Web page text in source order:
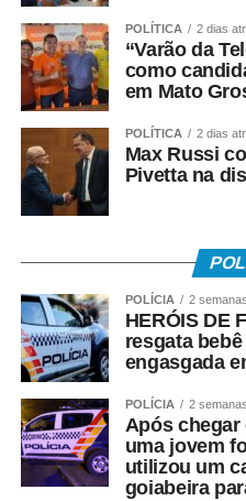
POLÍTICA 2 dias
“Varão da
como
em Mato
POLÍTICA 2 dias
Max Russi
Pivetta na
POLÍCIA 2
HERÓIS DE
resgata
engasgada
POLÍCIA 2
Após chegar
uma jovem
utilizou um
goiabeira